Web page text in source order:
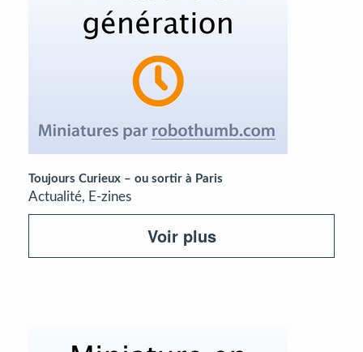
Toujours Curieux – ou sortir à Paris
Actualité, E-zines
Voir plus